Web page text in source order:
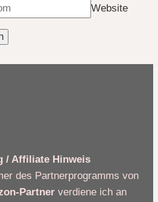
Website
/ Affiliate Hinweis
des Partnerprogramms von
Partner verdiene ich an